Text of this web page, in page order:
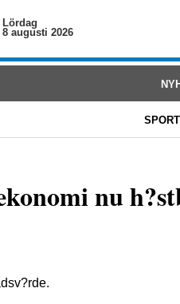
Lördag
8 augusti 2026
SPORT
nu